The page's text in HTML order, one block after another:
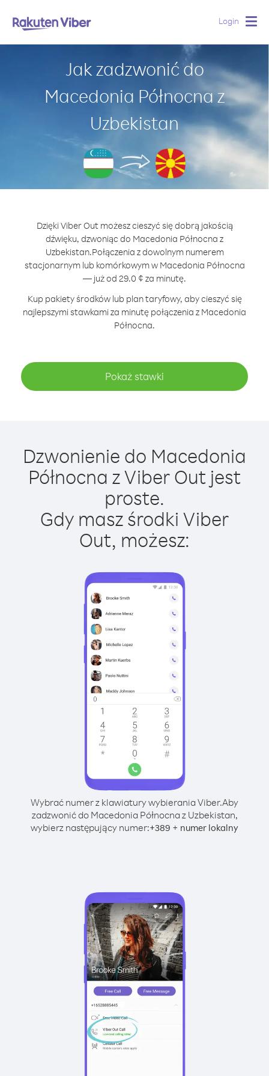
Login
Jak zadzwonić do
Macedonia Północna z
Uzbekistan
Dzięki Viber Out możesz cieszyć się dobrą jakością
dźwięku, dzwoniąc do Macedonia Północna z
Uzbekistan.Połączenia z dowolnym numerem
stacjonarnym lub komórkowym w Macedonia Północna
— już od 29.0 ¢ za minutę.
Kup pakiety środków lub plan taryfowy, aby cieszyć się
najlepszymi stawkami za minutę połączenia z Macedonia
Północna.
Pokaż stawki
Dzwonienie do Macedonia
Północna z Viber Out jest
proste.
Gdy masz środki Viber
Out, możesz:
Wybrać numer z klawiatury wybierania Viber.Aby
zadzwonić do Macedonia Północna z Uzbekistan,
wybierz następujący numer:+389 + numer lokalny